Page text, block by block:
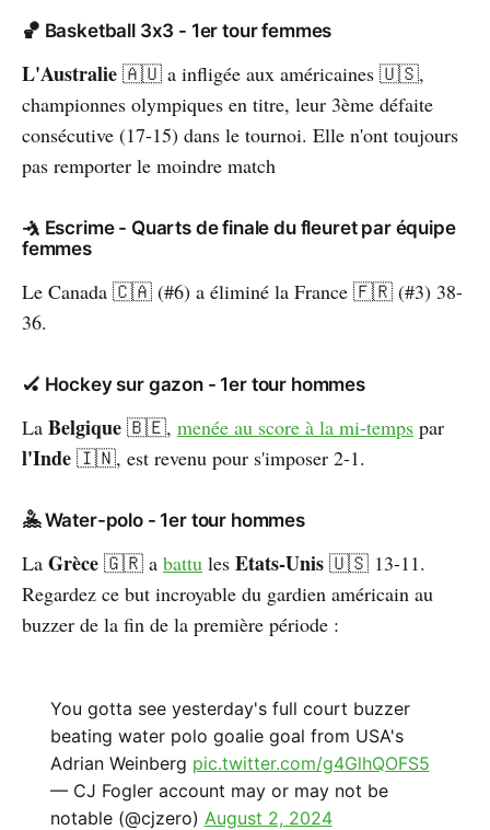
🏀 Basketball 3x3 - 1er tour femmes
L'Australie 🇦🇺 a infligée aux américaines 🇺🇸,
championnes olympiques en titre, leur 3ème défaite
consécutive (17-15) dans le tournoi. Elle n'ont toujours
pas remporter le moindre match
🤺 Escrime - Quarts de finale du fleuret par équipe
femmes
Le Canada 🇨🇦 (#6) a éliminé la France 🇫🇷 (#3) 38-
36.
🏑 Hockey sur gazon - 1er tour hommes
La Belgique 🇧🇪, menée au score à la mi-temps par
l'Inde 🇮🇳, est revenu pour s'imposer 2-1.
🤽 Water-polo - 1er tour hommes
La Grèce 🇬🇷 a battu les Etats-Unis 🇺🇸 13-11.
Regardez ce but incroyable du gardien américain au
buzzer de la fin de la première période :
You gotta see yesterday's full court buzzer
beating water polo goalie goal from USA's
Adrian Weinberg pic.twitter.com/g4GlhQOFS5
— CJ Fogler account may or may not be
notable (@cjzero) August 2, 2024